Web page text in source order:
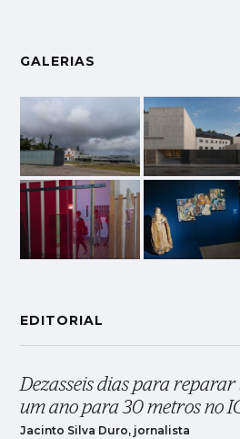
GALERIAS
EDITORIAL
Dezasseis dias para reparar
um ano para 30 metros no
Jacinto Silva Duro, jornalista